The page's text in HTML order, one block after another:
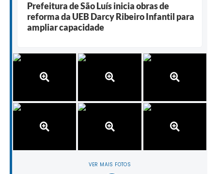
Prefeitura de São Luís inicia obras de
reforma da UEB Darcy Ribeiro Infantil para
ampliar capacidade
VER MAIS FOTOS